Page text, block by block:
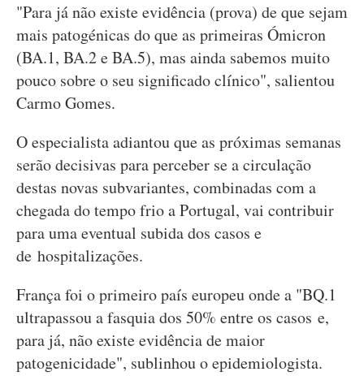
"Para já não existe evidência (prova) de que sejam
mais patogénicas do que as primeiras Ómicron
(BA.1, BA.2 e BA.5), mas ainda sabemos muito
pouco sobre o seu significado clínico", salientou
Carmo Gomes.
O especialista adiantou que as próximas semanas
serão decisivas para perceber se a circulação
destas novas subvariantes, combinadas com a
chegada do tempo frio a Portugal, vai contribuir
para uma eventual subida dos casos e
de hospitalizações.
França foi o primeiro país europeu onde a "BQ.1
ultrapassou a fasquia dos 50% entre os casos e,
para já, não existe evidência de maior
patogenicidade", sublinhou o epidemiologista.